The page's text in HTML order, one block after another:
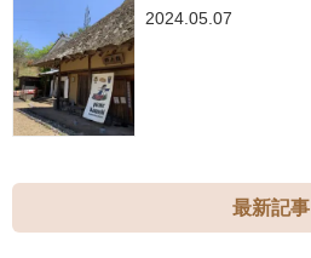
2024.05.07
最新記事